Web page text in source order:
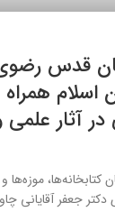
قدس
همراه
آثار
موزه‌ها و
جعفر آقایانی